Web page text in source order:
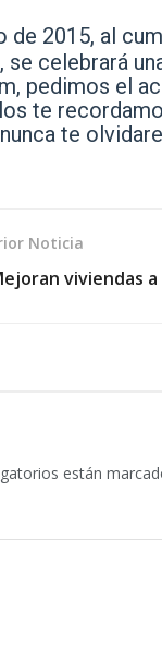
de 2015, al
celebrará
pedimos el
te
te
Noticia
viviendas a
están